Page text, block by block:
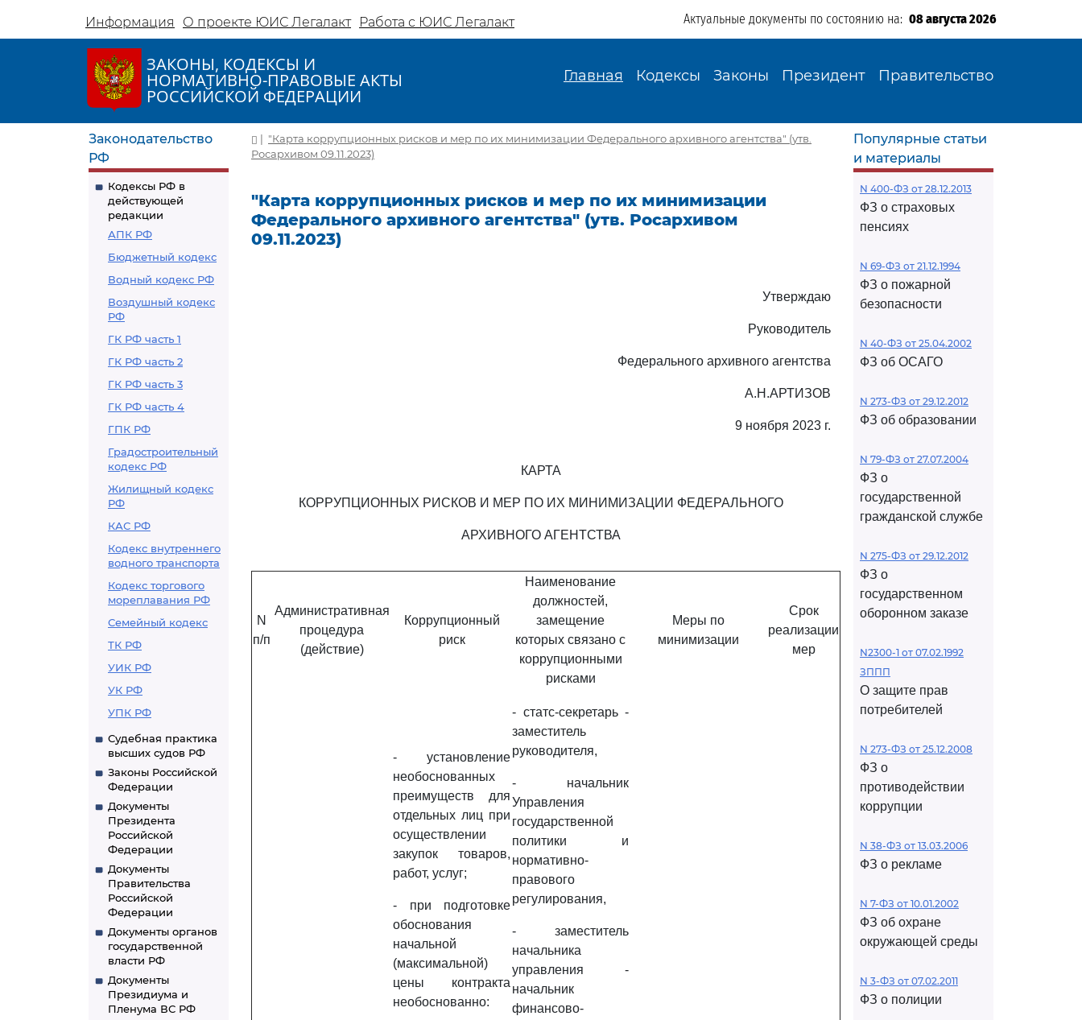
Информация О проекте ЮИС Легалакт Работа с ЮИС Легалакт Актуальные документы по состоянию на: 08 августа 2026
ЗАКОНЫ, КОДЕКСЫ И
НОРМАТИВНО-ПРАВОВЫЕ АКТЫ
РОССИЙСКОЙ ФЕДЕРАЦИИ
Главная Кодексы Законы Президент Правительство
Законодательство
РФ
Кодексы РФ в
действующей
редакции
АПК РФ
Бюджетный кодекс
Водный кодекс РФ
Воздушный кодекс
РФ
ГК РФ часть 1
ГК РФ часть 2
ГК РФ часть 3
ГК РФ часть 4
ГПК РФ
Градостроительный
кодекс РФ
Жилищный кодекс
РФ
КАС РФ
Кодекс внутреннего
водного транспорта
Кодекс торгового
мореплавания РФ
Семейный кодекс
ТК РФ
УИК РФ
УК РФ
УПК РФ
Судебная практика
высших судов РФ
Законы Российской
Федерации
Документы
Президента
Российской
Федерации
Документы
Правительства
Российской
Федерации
Документы органов
государственной
власти РФ
Документы
Президиума и
Пленума ВС РФ
| "Карта коррупционных рисков и мер по их минимизации Федерального архивного агентства" (утв.
Росархивом 09.11.2023)
"Карта коррупционных рисков и мер по их минимизации
Федерального архивного агентства" (утв. Росархивом
09.11.2023)
Утверждаю
Руководитель
Федерального архивного агентства
А.Н.АРТИЗОВ
9 ноября 2023 г.
КАРТА
КОРРУПЦИОННЫХ РИСКОВ И МЕР ПО ИХ МИНИМИЗАЦИИ ФЕДЕРАЛЬНОГО
АРХИВНОГО АГЕНТСТВА
N
п/п
Административная
процедура
(действие)
Коррупционный
риск
Наименование
должностей,
замещение
которых связано с
коррупционными
рисками
Меры по
минимизации
Срок
реализации
мер
- установление
необоснованных
преимуществ для
отдельных лиц при
осуществлении
закупок товаров,
работ, услуг;
- при подготовке
обоснования
начальной
(максимальной)
цены контракта
необоснованно:
- статс-секретарь -
заместитель
руководителя,
- начальник
Управления
государственной
политики и
нормативно-
правового
регулирования,
- заместитель
начальника
управления -
начальник
финансово-
Популярные статьи
и материалы
N 400-ФЗ от 28.12.2013
ФЗ о страховых
пенсиях
N 69-ФЗ от 21.12.1994
ФЗ о пожарной
безопасности
N 40-ФЗ от 25.04.2002
ФЗ об ОСАГО
N 273-ФЗ от 29.12.2012
ФЗ об образовании
N 79-ФЗ от 27.07.2004
ФЗ о
государственной
гражданской службе
N 275-ФЗ от 29.12.2012
ФЗ о
государственном
оборонном заказе
N2300-1 от 07.02.1992
ЗППП
О защите прав
потребителей
N 273-ФЗ от 25.12.2008
ФЗ о
противодействии
коррупции
N 38-ФЗ от 13.03.2006
ФЗ о рекламе
N 7-ФЗ от 10.01.2002
ФЗ об охране
окружающей среды
N 3-ФЗ от 07.02.2011
ФЗ о полиции